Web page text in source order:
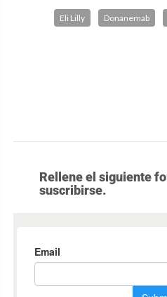
Eli Lilly Donanemab
Rellene el siguiente
suscribirse.